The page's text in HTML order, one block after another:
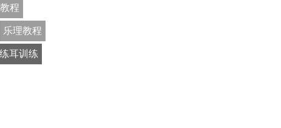
程
乐理教程
耳训练